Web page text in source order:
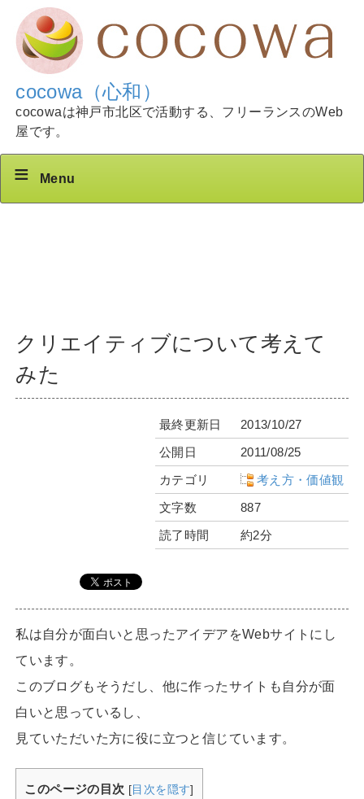
cocowa（心和）
cocowaは神戸市北区で活動する、フリーランスのWeb
屋です。
Menu
クリエイティブについて考えて
みた
最終更新日
2013/10/27
公開日
2011/08/25
カテゴリ
考え方・価値観
文字数
887
読了時間
約2分
私は自分が面白いと思ったアイデアをWebサイトにし
ています。
このブログもそうだし、他に作ったサイトも自分が面
白いと思っているし、
見ていただいた方に役に立つと信じています。
このページの目次 [ 目次を隠す]